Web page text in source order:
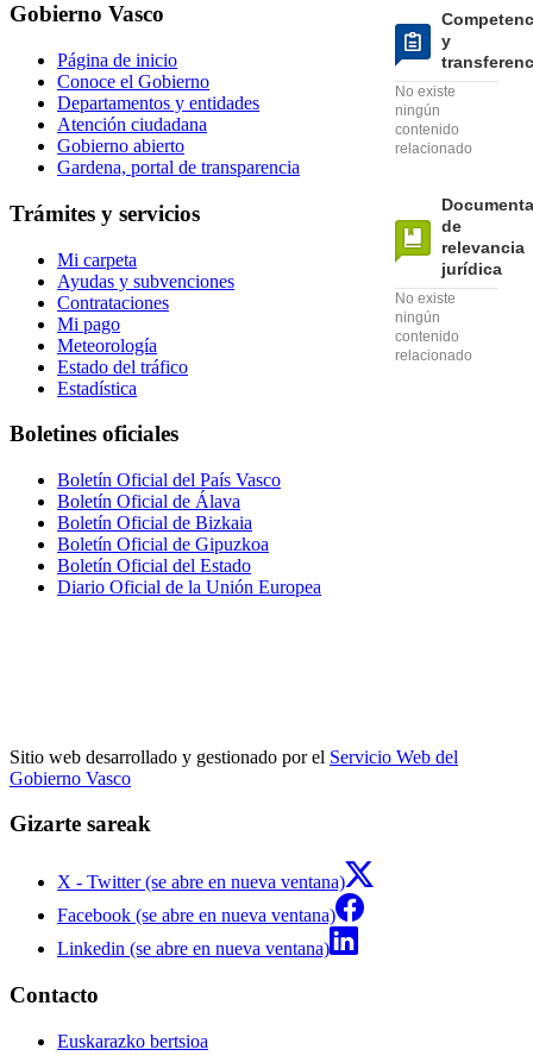
y
No existe
ningún
contenido
relacionado
de
relevancia
jurídica
No existe
ningún
contenido
relacionado
Gobierno Vasco
Página de inicio
Conoce el Gobierno
Departamentos y entidades
Atención ciudadana
Gobierno abierto
Gardena, portal de transparencia
Trámites y servicios
Mi carpeta
Ayudas y subvenciones
Contrataciones
Mi pago
Meteorología
Estado del tráfico
Estadística
Boletines oficiales
Boletín Oficial del País Vasco
Boletín Oficial de Álava
Boletín Oficial de Bizkaia
Boletín Oficial de Gipuzkoa
Boletín Oficial del Estado
Diario Oficial de la Unión Europea
Sitio web desarrollado y gestionado por el Servicio Web del
Gobierno Vasco
Gizarte sareak
X - Twitter (se abre en nueva ventana)
Facebook (se abre en nueva ventana)
Linkedin (se abre en nueva ventana)
Contacto
Euskarazko bertsioa